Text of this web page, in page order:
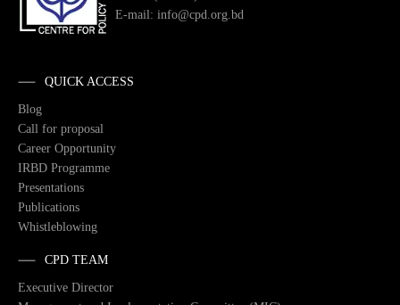
E-mail: info@cpd.org.bd
QUICK ACCESS
Blog
Call for proposal
Career Opportunity
IRBD Programme
Presentations
Publications
Whistleblowing
CPD TEAM
Executive Director